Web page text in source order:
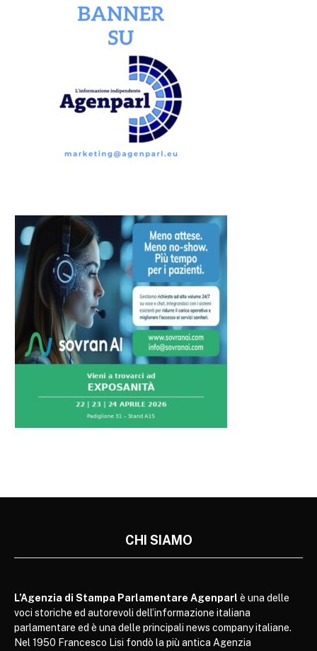
CHI SIAMO
L’Agenzia di Stampa Parlamentare Agenparl è una delle
voci storiche ed autorevoli dell’informazione italiana
parlamentare ed è una delle principali news company italiane.
Nel 1950 Francesco Lisi fondò la più antica Agenzia